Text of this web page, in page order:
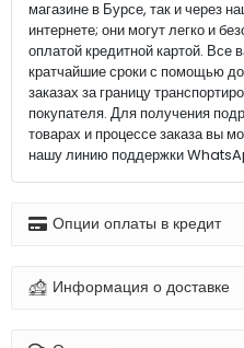
магазине в Бурсе, так и через
интернете; они могут легко и
оплатой кредитной картой. Все
кратчайшие сроки с помощью
заказах за границу
покупателя. Для получения
товарах и процессе заказа вы
нашу линию поддержки
Опции оплаты в кредит
Информация о доставке